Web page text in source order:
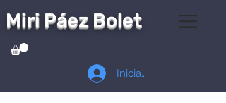
Miri Páez Bolet
Iniciar sesión